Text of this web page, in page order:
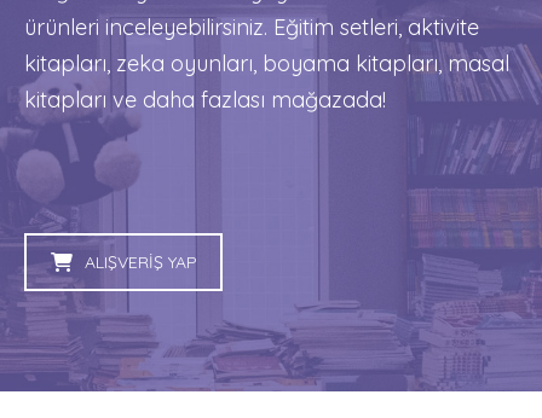
ürünleri inceleyebilirsiniz. Eğitim setleri, aktivite
kitapları, zeka oyunları, boyama kitapları, masal
kitapları ve daha fazlası mağazada!
ALIŞVERİŞ YAP